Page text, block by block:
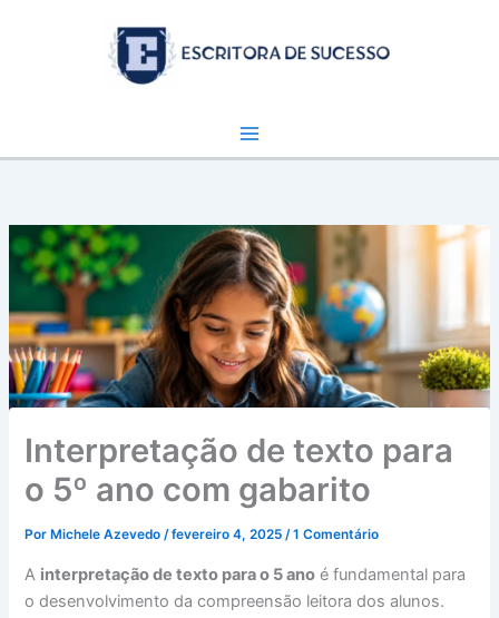
Interpretação de texto para
o 5º ano com gabarito
Por Michele Azevedo/fevereiro 4, 2025/1 Comentário
A interpretação de texto para o 5 ano é fundamental para
o desenvolvimento da compreensão leitora dos alunos.